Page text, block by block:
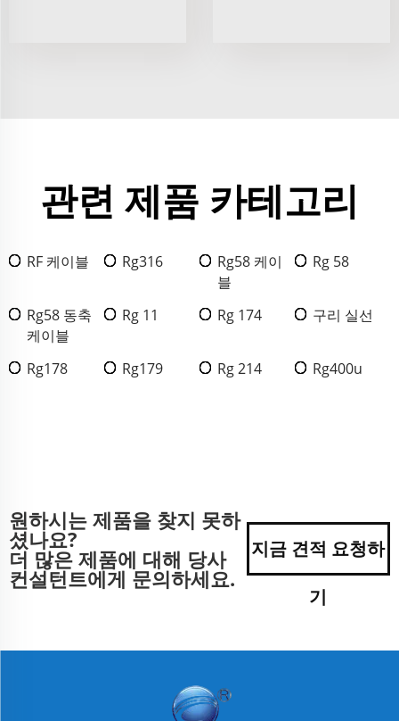
관련 제품 카테고리
RF 케이블 Rg316
Rg58 케이
블
Rg 58
Rg58 동축
케이블
Rg 11 Rg 174 구리 실선
Rg178 Rg179 Rg 214 Rg400u
원하시는 제품을 찾지 못하
셨나요?
더 많은 제품에 대해 당사
컨설턴트에게 문의하세요.
지금 견적 요청하
기